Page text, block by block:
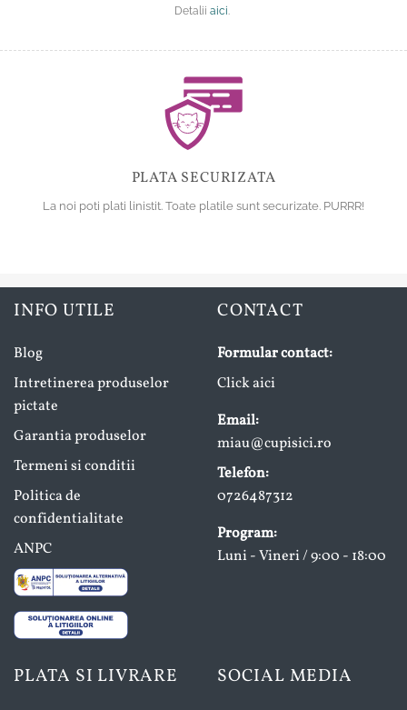
Detalii aici.
PLATA SECURIZATA
La noi poti plati linistit. Toate platile sunt securizate. PURRR!
INFO UTILE
Blog
Intretinerea produselor
pictate
Garantia produselor
Termeni si conditii
Politica de
confidentialitate
ANPC
CONTACT
Formular contact:
Click aici
Email:
miau@cupisici.ro
Telefon:
0726487312
Program:
Luni - Vineri / 9:00 - 18:00
PLATA SI LIVRARE SOCIAL MEDIA